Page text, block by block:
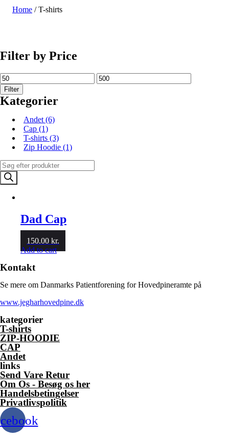
Home / T-shirts
Filter by Price
Filter
Kategorier
Andet (6)
Cap (1)
T-shirts (3)
Zip Hoodie (1)
Products
search
Dad Cap
150.00 kr.
Add to cart
Kontakt
Se mere om Danmarks Patientforening for Hovedpineramte på
www.jegharhovedpine.dk
kategorier
T-shirts
ZIP-HOODIE
CAP
Andet
links
Send Vare Retur
Om Os - Besøg os her
Handelsbetingelser
Privatlivspolitik